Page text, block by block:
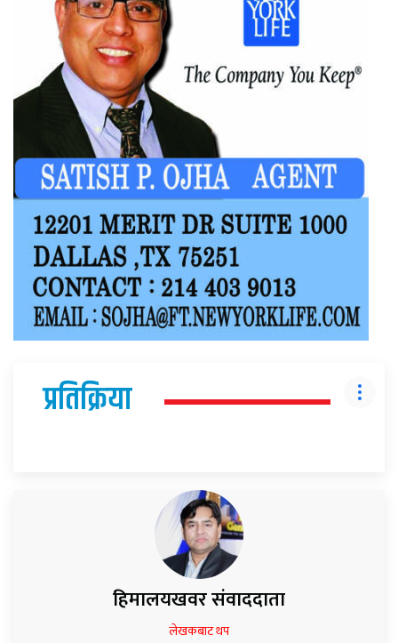
प्रतिक्रिया
हिमालयखवर संवाददाता
लेखकबाट थप